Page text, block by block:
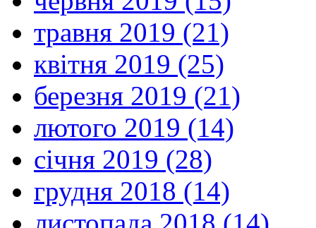
травня 2019 (21)
квітня 2019 (25)
березня 2019 (21)
лютого 2019 (14)
січня 2019 (28)
грудня 2018 (14)